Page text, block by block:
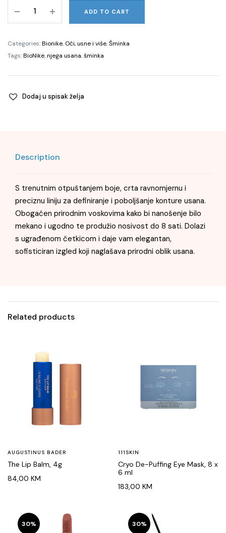
COLOR
olovka
za
usana
Rouge
ADD TO CART
Categories:Bionike, Oči, usne i više,Šminka
Tags:BioNike,njega usana,šminka
Dodaj u spisak želja
Description
S trenutnim otpuštanjem boje, crta ravnomjernu i
preciznu liniju za definiranje i poboljšanje konture usana.
Obogaćen prirodnim voskovima kako bi nanošenje bilo
mekano i ugodno te produžio nosivost do 8 sati. Dolazi
s ugrađenom četkicom i daje vam elegantan,
sofisticiran izgled koji naglašava prirodni oblik usana.
Related products
AUGUSTINUS BADER
The Lip Balm, 4g
84,00 KM
111SKIN
Cryo De-Puffing Eye Mask, 8 x
6 ml
183,00 KM
30% 30%